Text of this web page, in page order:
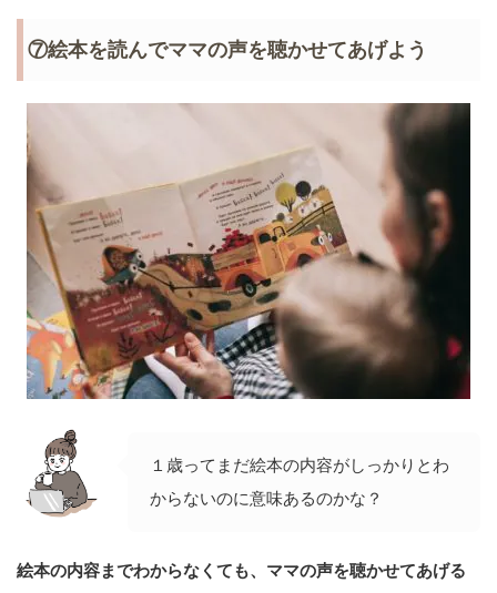
⑦絵本を読んでママの声を聴かせてあげよう
１歳ってまだ絵本の内容がしっかりとわ
からないのに意味あるのかな？
絵本の内容までわからなくても、ママの声を聴かせてあげる